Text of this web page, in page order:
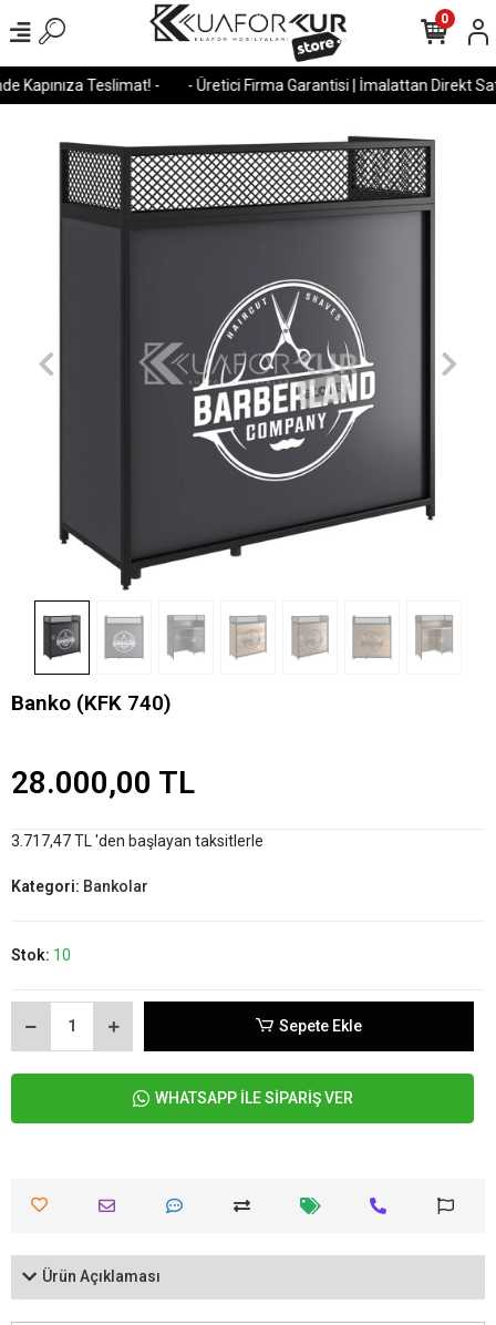
Kapınıza Teslimat! - - Üretici Firma Garantisi | İmalattan Direkt
0
Banko (KFK 740)
28.000,00 TL
3.717,47 TL 'den başlayan taksitlerle
Kategori: Bankolar
Stok: 10
Sepete Ekle
WHATSAPP İLE SİPARİŞ VER
Ürün Açıklaması